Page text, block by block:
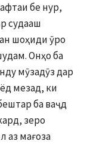
бе нур,
судааш
шоҳиди ӯро
Онҳо ба
мӯзадӯз дар
мезад, ки
ба ваҷд
зеро
аз мағоза